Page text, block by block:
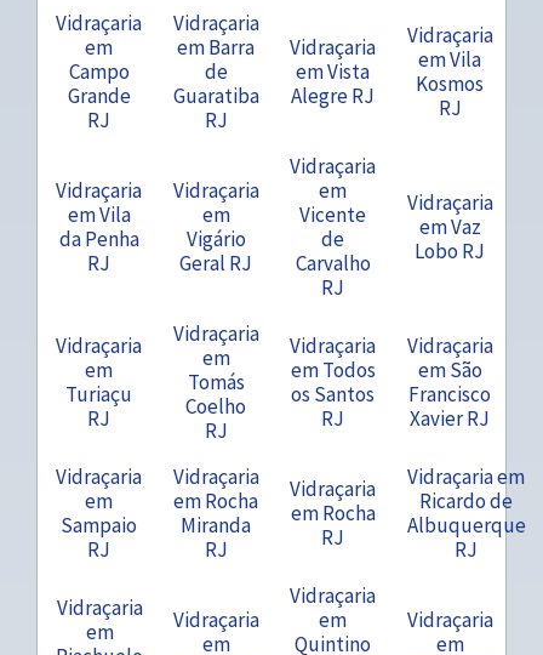
Vidraçaria
em
Campo
Grande
RJ
Vidraçaria
em Barra
de
Guaratiba
RJ
Vidraçaria
em Vista
Alegre RJ
Vidraçaria
em Vila
Kosmos
RJ
Vidraçaria
em Vila
da Penha
RJ
Vidraçaria
em
Vigário
Geral RJ
Vidraçaria
em
Vicente
de
Carvalho
RJ
Vidraçaria
em Vaz
Lobo RJ
Vidraçaria
em
Turiaçu
RJ
Vidraçaria
em
Tomás
Coelho
RJ
Vidraçaria
em Todos
os Santos
RJ
Vidraçaria
em São
Francisco
Xavier RJ
Vidraçaria
em
Sampaio
RJ
Vidraçaria
em Rocha
Miranda
RJ
Vidraçaria
em Rocha
RJ
Vidraçaria em
Ricardo de
Albuquerque
RJ
Vidraçaria
em
Vidraçaria
em
Vidraçaria
em
Quintino
Vidraçaria
em